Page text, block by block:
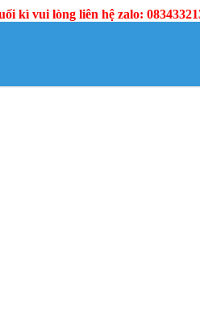
kì vui lòng liên hệ zalo: